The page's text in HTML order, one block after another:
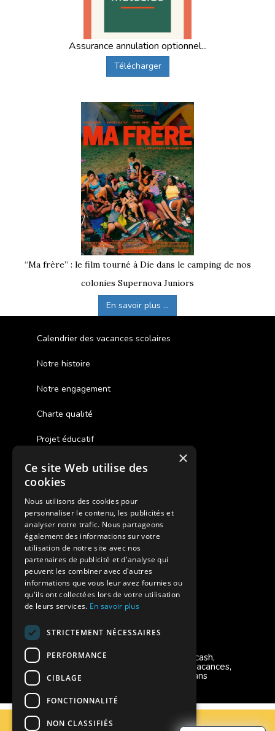
Assurance annulation optionnel...
Télécharger
“Ma frère” : le film tourné à Die dans le camping de nos
colonies Supernova Juniors
En savoir plus ...
Calendrier des vacances scolaires
Notre histoire
Notre engagement
Charte qualité
Projet éducatif
Des colonies de vacances inclusives
Assurances annulations
Aides financières pour partir en colonie
Charte de confidentialité
Vacances Adaptées Adulte Supernova
Modes de règlement acceptés
Chèque, Virement, Espèces, Mandats cash,
Bons CAF, Conseil général, Chèques vacances,
Carte bancaire, Prise en charge reçu sans
règlement, Prélèvement, Pass Colo
×
Ce site Web utilise des
cookies
Nous utilisons des cookies pour
personnaliser le contenu, les publicités et
analyser notre trafic. Nous partageons
également des informations sur votre
utilisation de notre site avec nos
partenaires de publicité et d'analyse qui
peuvent les combiner avec d'autres
informations que vous leur avez fournies ou
qu'ils ont collectées lors de votre utilisation
de leurs services. En savoir plus
STRICTEMENT NÉCESSAIRES
PERFORMANCE
CIBLAGE
FONCTIONNALITÉ
NON CLASSIFIÉS